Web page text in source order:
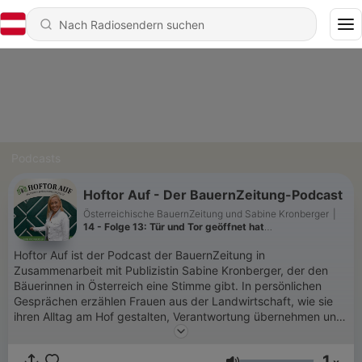
Hoftor Auf - Der BauernZeitung-Podcast
Österreichische BauernZeitung und Sabine Kronberger
14 - Folge 13: Tür und Tor geöffnet hat
Hoftor Auf ist der Podcast der BauernZeitung in
Zusammenarbeit mit Publizistin Sabine Kronberger, der den
Bäuerinnen in Österreich eine Stimme gibt. In persönlichen
Gesprächen erzählen Frauen aus der Landwirtschaft, wie sie
ihren Alltag am Hof gestalten, Verantwortung übernehmen und
ihren Betrieben eine ganz eigene Handschrift verleihen. Offen